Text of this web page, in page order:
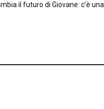
il futuro di Giovane: c’è una